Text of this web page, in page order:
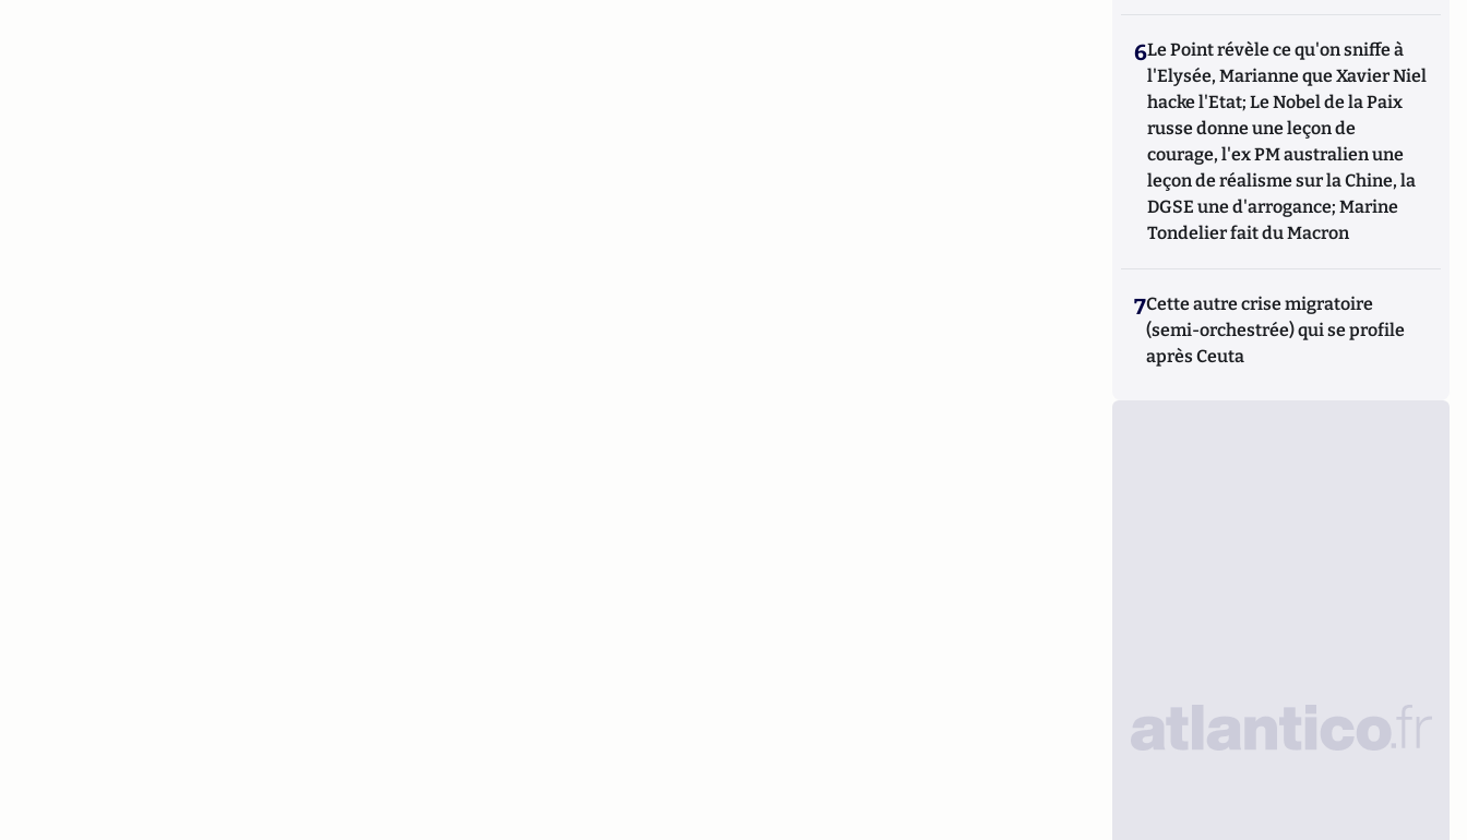
6Le Point révèle ce qu'on sniffe à
l'Elysée, Marianne que Xavier Niel
hacke l'Etat; Le Nobel de la Paix
russe donne une leçon de
courage, l'ex PM australien une
leçon de réalisme sur la Chine, la
DGSE une d'arrogance; Marine
Tondelier fait du Macron
7Cette autre crise migratoire
(semi-orchestrée) qui se profile
après Ceuta